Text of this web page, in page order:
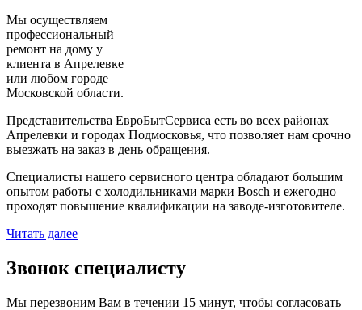
Мы осуществляем
профессиональный
ремонт на дому у
клиента в Апрелевке
или любом городе
Московской области.
Представительства ЕвроБытСервиса есть во всех районах
Апрелевки и городах Подмосковья, что позволяет нам срочно
выезжать на заказ в день обращения.
Специалисты нашего сервисного центра обладают большим
опытом работы с холодильниками марки Bosch и ежегодно
проходят повышение квалификации на заводе-изготовителе.
Читать далее
Звонок специалисту
Мы перезвоним Вам в течении 15 минут, чтобы согласовать